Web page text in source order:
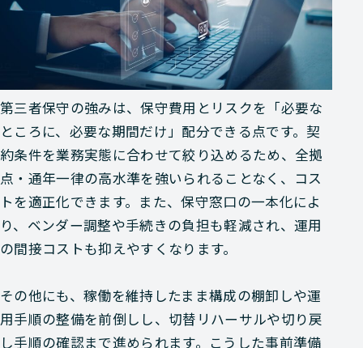
第三者保守の強みは、保守費用とリスクを「必要な
ところに、必要な期間だけ」配分できる点です。契
約条件を業務実態に合わせて絞り込めるため、全拠
点・通年一律の高水準を強いられることなく、コス
トを適正化できます。また、保守窓口の一本化によ
り、ベンダー調整や手続きの負担も軽減され、運用
の間接コストも抑えやすくなります。
その他にも、稼働を維持したまま構成の棚卸しや運
用手順の整備を前倒しし、切替リハーサルや切り戻
し手順の確認まで進められます。こうした事前準備